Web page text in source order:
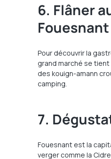
6. Flâner
Fouesnant
Pour découvrir la
grand marché se
des kouign-amann
camping.
7.
Fouesnant est la
verger comme la